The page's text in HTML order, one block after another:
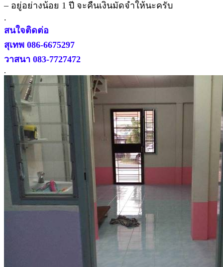
– อยู่อย่างน้อย 1 ปี จะคืนเงินมัดจำให้นะครับ
.
สนใจติดต่อ
สุเทพ 086-6675297
วาสนา 083-7727472
.